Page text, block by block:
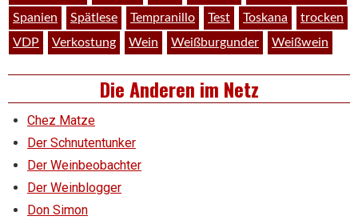
Spanien
Spätlese Tempranillo Test Toskana
trocken
VDP
Verkostung Wein Weißburgunder Weißwein
Die Anderen im Netz
Chez Matze
Der Schnutentunker
Der Weinbeobachter
Der Weinblogger
Don Simon